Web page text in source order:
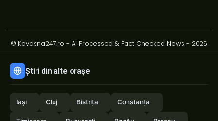
© Kovasna247.ro - AI Processed & Fact Checked News - 2025
Știri din alte orașe
Iași Cluj Bistrița Constanța